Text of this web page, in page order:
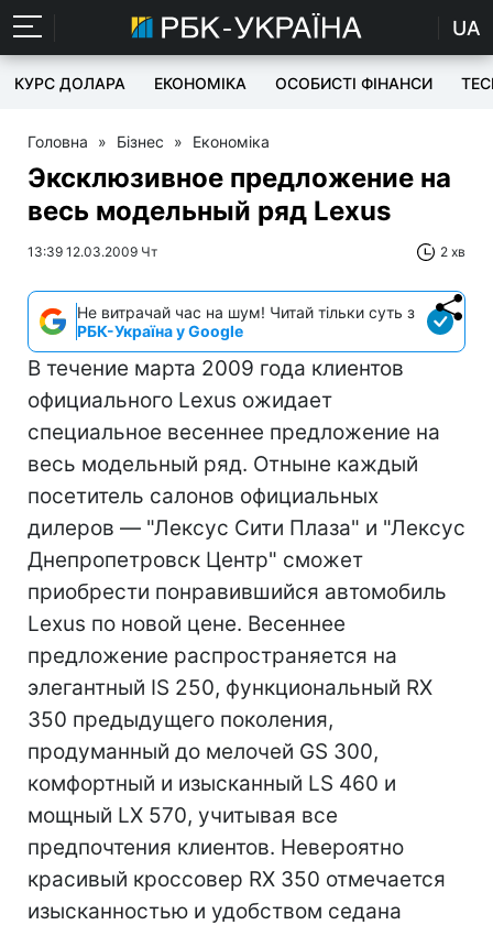
UA
КУРС ДОЛАРА ЕКОНОМІКА ОСОБИСТІ ФІНАНСИ
Головна » Бізнес » Економіка
Эксклюзивное предложение на
весь модельный ряд Lexus
13:39 12.03.2009 Чт 2 хв
Не витрачай час на шум! Читай тільки суть з
РБК-Україна у Google
В течение марта 2009 года клиентов
официального Lexus ожидает
специальное весеннее предложение на
весь модельный ряд. Отныне каждый
посетитель салонов официальных
дилеров — "Лексус Сити Плаза" и "Лексус
Днепропетровск Центр" сможет
приобрести понравившийся автомобиль
Lexus по новой цене. Весеннее
предложение распространяется на
элегантный IS 250, функциональный RX
350 предыдущего поколения,
продуманный до мелочей GS 300,
комфортный и изысканный LS 460 и
мощный LX 570, учитывая все
предпочтения клиентов. Невероятно
красивый кроссовер RX 350 отмечается
изысканностью и удобством седана